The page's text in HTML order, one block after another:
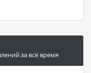
за всё время